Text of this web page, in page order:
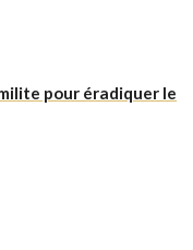
pour éradiquer le